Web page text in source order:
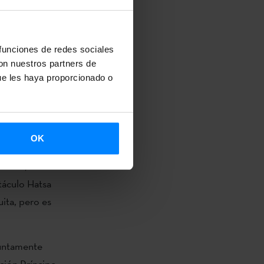
de redes sociales
nuestros partners de
les haya proporcionado o
OK
estará
Le
La entrada
dantza el
titulado
y
Hatsa
pero es